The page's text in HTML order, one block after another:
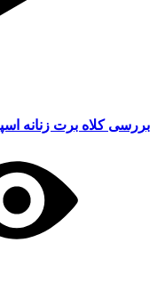
بررسی کلاه برت زنانه